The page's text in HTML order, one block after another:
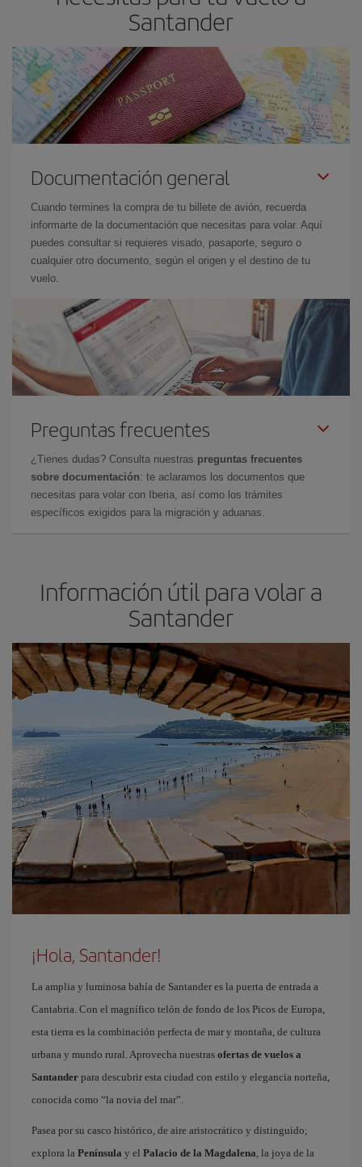
Santander
Documentación general
Cuando termines la compra de tu billete de avión, recuerda
informarte de la documentación que necesitas para volar. Aquí
puedes consultar si requieres visado, pasaporte, seguro o
cualquier otro documento, según el origen y el destino de tu
vuelo.
Preguntas frecuentes
¿Tienes dudas? Consulta nuestras preguntas frecuentes
sobre documentación: te aclaramos los documentos que
necesitas para volar con Iberia, así como los trámites
específicos exigidos para la migración y aduanas.
Información útil para volar a
Santander
¡Hola, Santander!
La amplia y luminosa bahía de Santander es la puerta de entrada a
Cantabria. Con el magnífico telón de fondo de los Picos de Europa,
esta tierra es la combinación perfecta de mar y montaña, de cultura
urbana y mundo rural. Aprovecha nuestras ofertas de vuelos a
Santander para descubrir esta ciudad con estilo y elegancia norteña,
conocida como “la novia del mar”.
Pasea por su casco histórico, de aire aristocrático y distinguido;
explora la Península y el Palacio de la Magdalena , la joya de la